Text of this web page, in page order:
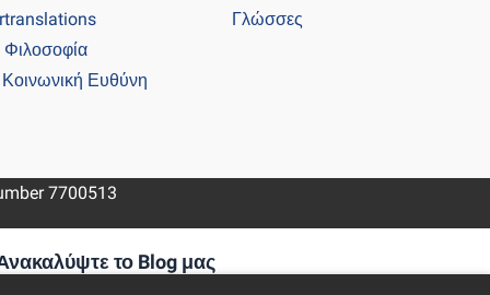
Φιλοσοφία
Κοινωνική Ευθύνη
Γλώσσες
7700513
το Blog μας